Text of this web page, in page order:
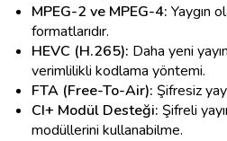
MPEG-2 ve MPEG-4: Yaygın
formatlarıdır.
HEVC (H.265): Daha yeni
verimlilikli kodlama yöntemi.
FTA (Free-To-Air): Şifresiz
CI+ Modül Desteği: Şifreli
modüllerini kullanabilme.